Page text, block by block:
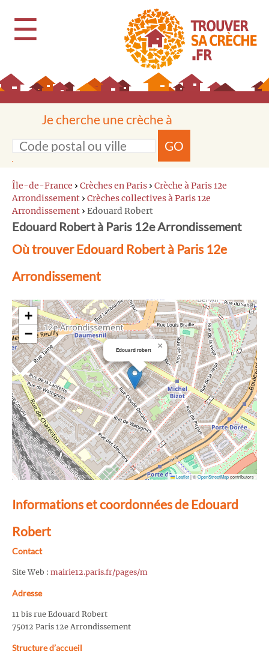
☰
Je cherche une crèche à
GO
Île-de-France › Crèches en Paris › Crèche à Paris 12e
Arrondissement › Crèches collectives à Paris 12e
Arrondissement › Edouard Robert
Edouard Robert à Paris 12e Arrondissement
Où trouver Edouard Robert à Paris 12e
Arrondissement
Edouard robert ×
+
−
Leaflet|©OpenStreetMapcontributors
Informations et coordonnées de Edouard
Robert
Contact
Site Web : mairie12.paris.fr/pages/m
Adresse
11 bis rue Edouard Robert
75012 Paris 12e Arrondissement
Structure d’accueil